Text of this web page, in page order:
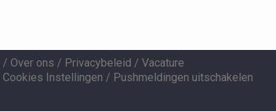
/ Over ons / Privacybeleid / Vacature
Cookies Instellingen / Pushmeldingen uitschakelen